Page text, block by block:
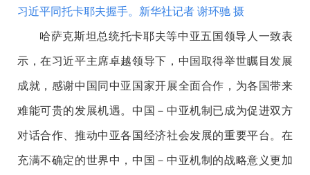
习近平同托卡耶夫握手。 新华社记者 谢环驰 摄
哈萨克斯坦总统托卡耶夫等中亚五国领导人一致表
示，在习近平主席卓越领导下，中国取得举世瞩目发展
成就，感谢中国同中亚国家开展全面合作，为各国带来
难能可贵的发展机遇。中国－中亚机制已成为促进双方
对话合作、推动中亚各国经济社会发展的重要平台。在
充满不确定的世界中，中国－中亚机制的战略意义更加